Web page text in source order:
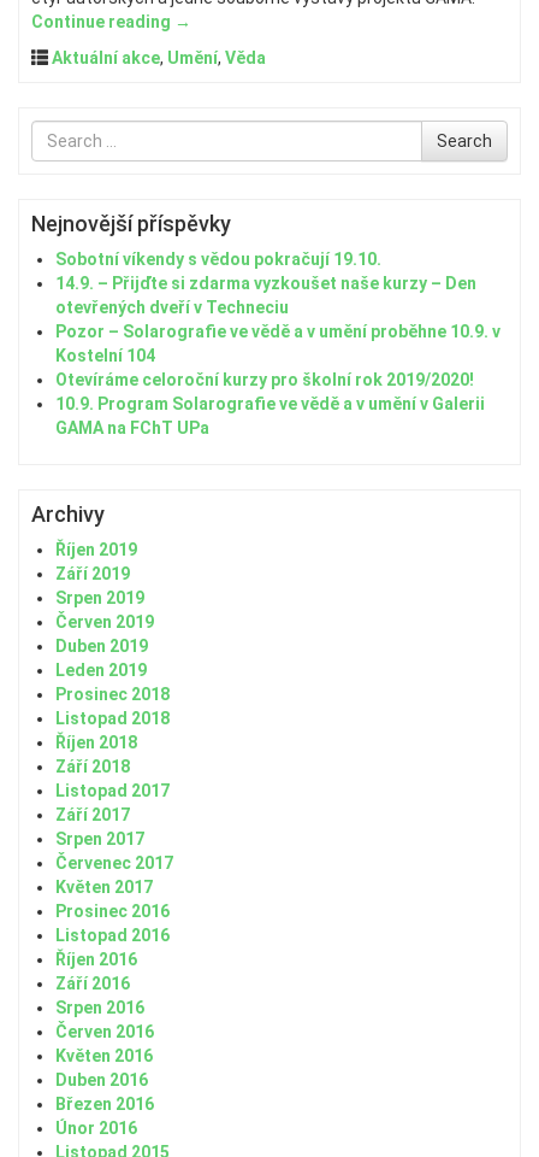
Continue reading →
Aktuální akce, Umění, Věda
Search
for
Search
Nejnovější příspěvky
Sobotní víkendy s vědou pokračují 19.10.
14.9. – Přijďte si zdarma vyzkoušet naše kurzy – Den
otevřených dveří v Techneciu
Pozor – Solarografie ve vědě a v umění proběhne 10.9. v
Kostelní 104
Otevíráme celoroční kurzy pro školní rok 2019/2020!
10.9. Program Solarografie ve vědě a v umění v Galerii
GAMA na FChT UPa
Archivy
Říjen 2019
Září 2019
Srpen 2019
Červen 2019
Duben 2019
Leden 2019
Prosinec 2018
Listopad 2018
Říjen 2018
Září 2018
Listopad 2017
Září 2017
Srpen 2017
Červenec 2017
Květen 2017
Prosinec 2016
Listopad 2016
Říjen 2016
Září 2016
Srpen 2016
Červen 2016
Květen 2016
Duben 2016
Březen 2016
Únor 2016
Listopad 2015